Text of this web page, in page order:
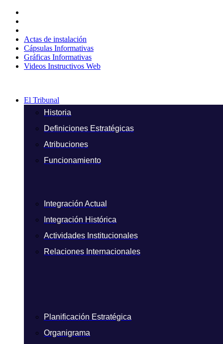
contenido
Actas de instalación
Cápsulas Informativas
Gráficas Informativas
Videos Instructivos Web
El Tribunal
Historia
Definiciones Estratégicas
Atribuciones
Funcionamiento
Integración Actual
Integración Histórica
Actividades Institucionales
Relaciones Internacionales
Planificación Estratégica
Organigrama